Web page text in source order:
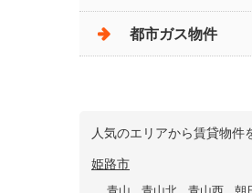
都市ガス物件
人気のエリアから賃貸物件
姫路市